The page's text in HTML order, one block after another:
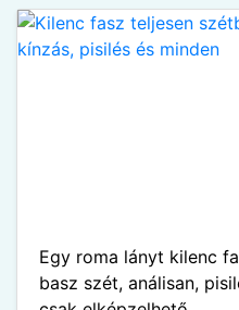
Egy roma lányt kilenc
basz szét, análisan,